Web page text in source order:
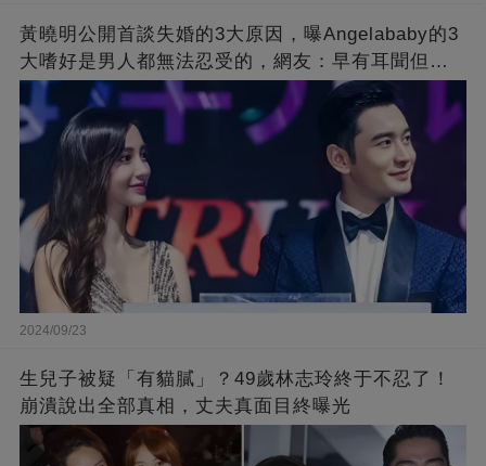
黃曉明公開首談失婚的3大原因，曝Angelababy的3
大嗜好是男人都無法忍受的，網友：早有耳聞但想
不到那麼嚴重！
2024/09/23
生兒子被疑「有貓膩」？49歲林志玲終于不忍了！
崩潰說出全部真相，丈夫真面目終曝光